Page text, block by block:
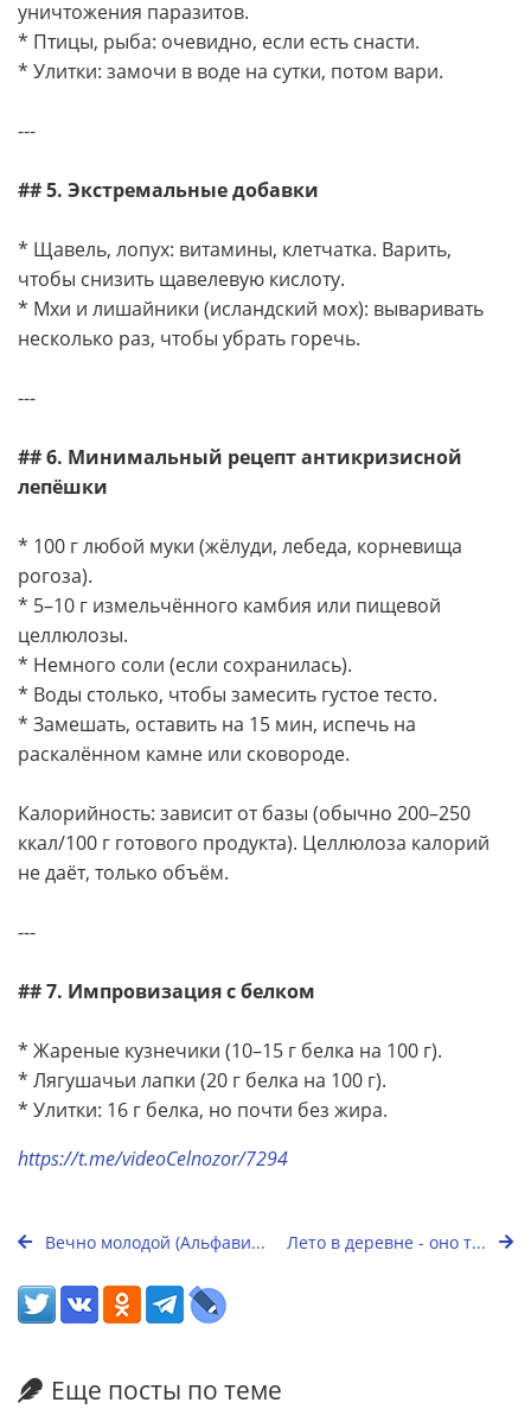
уничтожения паразитов.
* Птицы, рыба: очевидно, если есть снасти.
* Улитки: замочи в воде на сутки, потом вари.
---
## 5. Экстремальные добавки
* Щавель, лопух: витамины, клетчатка. Варить,
чтобы снизить щавелевую кислоту.
* Мхи и лишайники (исландский мох): вываривать
несколько раз, чтобы убрать горечь.
---
## 6. Минимальный рецепт антикризисной
лепёшки
* 100 г любой муки (жёлуди, лебеда, корневища
рогоза).
* 5–10 г измельчённого камбия или пищевой
целлюлозы.
* Немного соли (если сохранилась).
* Воды столько, чтобы замесить густое тесто.
* Замешать, оставить на 15 мин, испечь на
раскалённом камне или сковороде.
Калорийность: зависит от базы (обычно 200–250
ккал/100 г готового продукта). Целлюлоза калорий
не даёт, только объём.
---
## 7. Импровизация с белком
* Жареные кузнечики (10–15 г белка на 100 г).
* Лягушачьи лапки (20 г белка на 100 г).
* Улитки: 16 г белка, но почти без жира.
https://t.me/videoCelnozor/7294
Вечно молодой (Альфави... Лето в деревне - оно т...
Еще посты по теме